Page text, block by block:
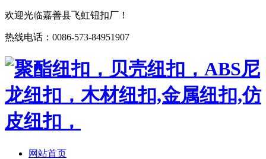
欢迎光临嘉善县飞虹钮扣厂！
热线电话：0086-573-84951907
网站首页